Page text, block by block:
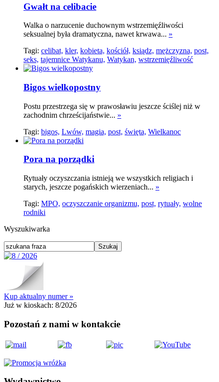
Gwałt na celibacie
Walka o narzucenie duchownym wstrzemięźliwości
seksualnej była dramatyczna, nawet krwawa... »
Tagi: celibat, kler, kobieta, kościół, ksiądz, mężczyzna, post,
seks, tajemnice Watykanu, Watykan, wstrzemięźliwość
Bigos wielkopostny
Postu przestrzega się w prawosławiu jeszcze ściślej niż w
zachodnim chrześcijaństwie... »
Tagi: bigos, Lwów, magia, post, święta, Wielkanoc
Pora na porządki
Rytuały oczyszczania istnieją we wszystkich religiach i
starych, jeszcze pogańskich wierzeniach... »
Tagi: MPO, oczyszczanie organizmu, post, rytuały, wolne
rodniki
Wyszukiwarka
Kup aktualny numer »
Już w kioskach: 8/2026
Pozostań z nami w kontakcie